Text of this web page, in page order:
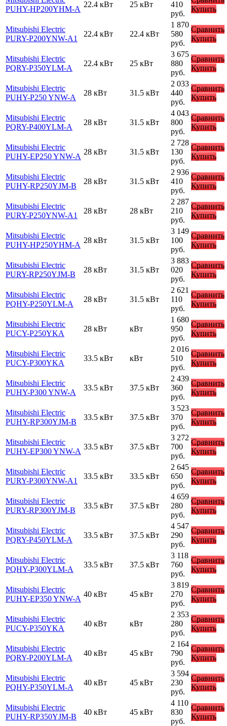
PUHY-HP200YHM-A
22.4 кВт 25 кВт
410
руб.
Купить
Mitsubishi Electric
PURY-P200YNW-A1
22.4 кВт 22.4 кВт
1 870
580
руб.
Сравнить
Купить
Mitsubishi Electric
PQRY-P350YLM-A
22.4 кВт 25 кВт
3 675
880
руб.
Сравнить
Купить
Mitsubishi Electric
PUHY-P250 YNW-A
28 кВт 31.5 кВт
2 033
440
руб.
Сравнить
Купить
Mitsubishi Electric
PQRY-P400YLM-A
28 кВт 31.5 кВт
4 043
800
руб.
Сравнить
Купить
Mitsubishi Electric
PUHY-EP250 YNW-A
28 кВт 31.5 кВт
2 728
130
руб.
Сравнить
Купить
Mitsubishi Electric
PUHY-RP250YJM-B
28 кВт 31.5 кВт
2 936
410
руб.
Сравнить
Купить
Mitsubishi Electric
PURY-P250YNW-A1
28 кВт 28 кВт
2 287
210
руб.
Сравнить
Купить
Mitsubishi Electric
PUHY-HP250YHM-A
28 кВт 31.5 кВт
3 149
100
руб.
Сравнить
Купить
Mitsubishi Electric
PURY-RP250YJM-B
28 кВт 31.5 кВт
3 883
020
руб.
Сравнить
Купить
Mitsubishi Electric
PQHY-P250YLM-A
28 кВт 31.5 кВт
2 621
110
руб.
Сравнить
Купить
Mitsubishi Electric
PUCY-P250YKA
28 кВт кВт
1 680
950
руб.
Сравнить
Купить
Mitsubishi Electric
PUCY-P300YKA
33.5 кВт кВт
2 016
510
руб.
Сравнить
Купить
Mitsubishi Electric
PUHY-P300 YNW-A
33.5 кВт 37.5 кВт
2 439
360
руб.
Сравнить
Купить
Mitsubishi Electric
PUHY-RP300YJM-B
33.5 кВт 37.5 кВт
3 523
370
руб.
Сравнить
Купить
Mitsubishi Electric
PUHY-EP300 YNW-A
33.5 кВт 37.5 кВт
3 272
700
руб.
Сравнить
Купить
Mitsubishi Electric
PURY-P300YNW-A1
33.5 кВт 33.5 кВт
2 645
650
руб.
Сравнить
Купить
Mitsubishi Electric
PURY-RP300YJM-B
33.5 кВт 37.5 кВт
4 659
280
руб.
Сравнить
Купить
Mitsubishi Electric
PQRY-P450YLM-A
33.5 кВт 37.5 кВт
4 547
290
руб.
Сравнить
Купить
Mitsubishi Electric
PQHY-P300YLM-A
33.5 кВт 37.5 кВт
3 118
760
руб.
Сравнить
Купить
Mitsubishi Electric
PUHY-EP350 YNW-A
40 кВт 45 кВт
3 819
270
руб.
Сравнить
Купить
Mitsubishi Electric
PUCY-P350YKA
40 кВт кВт
2 353
280
руб.
Сравнить
Купить
Mitsubishi Electric
PQRY-P200YLM-A
40 кВт 45 кВт
2 164
790
руб.
Сравнить
Купить
Mitsubishi Electric
PQHY-P350YLM-A
40 кВт 45 кВт
3 594
230
руб.
Сравнить
Купить
Mitsubishi Electric
PUHY-RP350YJM-B
40 кВт 45 кВт
4 110
830
руб.
Сравнить
Купить